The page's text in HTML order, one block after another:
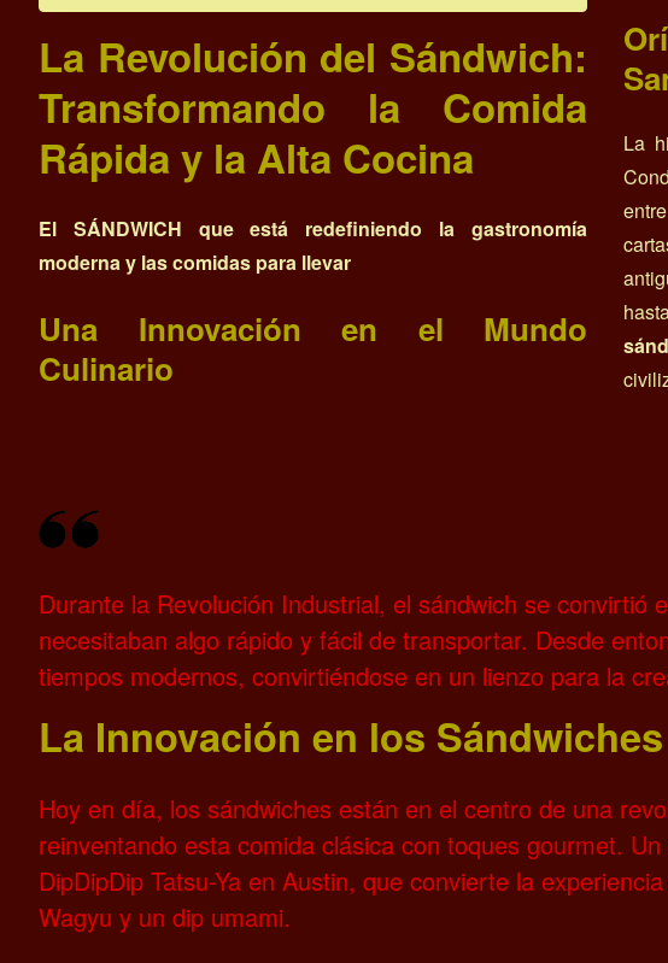
La Revolución del Sándwich:
Transformando la Comida
Rápida y la Alta Cocina
El SÁNDWICH que está redefiniendo la gastronomía
moderna y las comidas para llevar
Una Innovación en el Mundo
Culinario
La
Durante la Revolución Industrial, el sándwich se
necesitaban algo rápido y fácil de transportar. Desde
tiempos modernos, convirtiéndose en un lienzo para la
La Innovación en los
Hoy en día, los sándwiches están en el centro de una
reinventando esta comida clásica con toques gourmet.
DipDipDip Tatsu-Ya en Austin, que convierte la
Wagyu y un dip umami.